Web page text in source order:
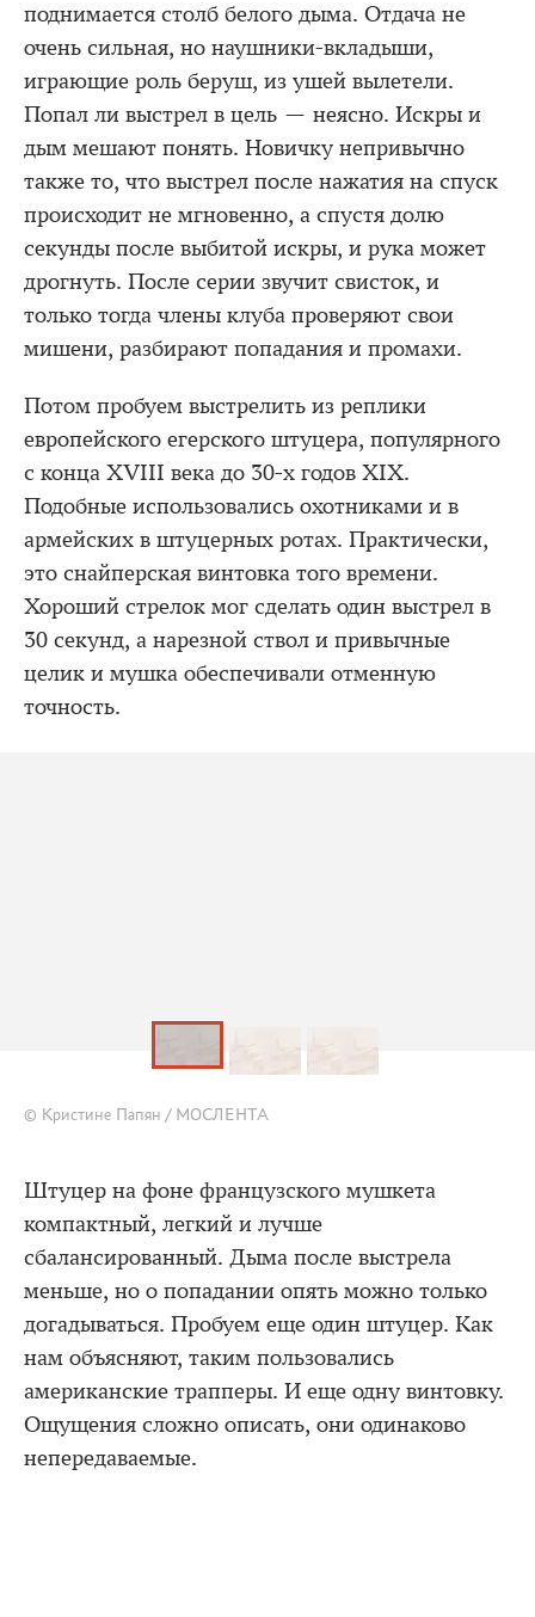
поднимается столб белого дыма. Отдача не
очень сильная, но наушники-вкладыши,
играющие роль беруш, из ушей вылетели.
Попал ли выстрел в цель — неясно. Искры и
дым мешают понять. Новичку непривычно
также то, что выстрел после нажатия на спуск
происходит не мгновенно, а спустя долю
секунды после выбитой искры, и рука может
дрогнуть. После серии звучит свисток, и
только тогда члены клуба проверяют свои
мишени, разбирают попадания и промахи.
Потом пробуем выстрелить из реплики
европейского егерского штуцера, популярного
с конца XVIII века до 30-х годов XIX.
Подобные использовались охотниками и в
армейских в штуцерных ротах. Практически,
это снайперская винтовка того времени.
Хороший стрелок мог сделать один выстрел в
30 секунд, а нарезной ствол и привычные
целик и мушка обеспечивали отменную
точность.
© Кристине Папян / МОСЛЕНТА
Штуцер на фоне французского мушкета
компактный, легкий и лучше
сбалансированный. Дыма после выстрела
меньше, но о попадании опять можно только
догадываться. Пробуем еще один штуцер. Как
нам объясняют, таким пользовались
американские трапперы. И еще одну винтовку.
Ощущения сложно описать, они одинаково
непередаваемые.